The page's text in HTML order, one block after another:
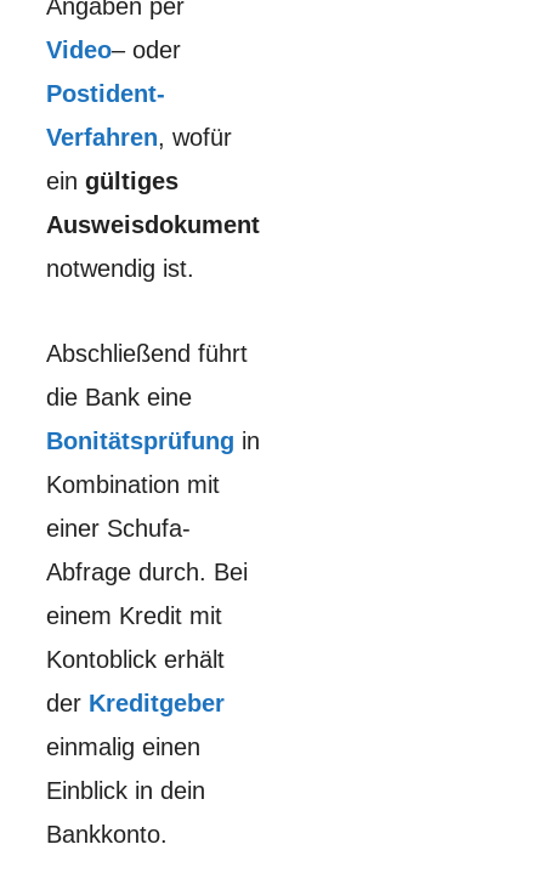
Angaben per
Video– oder
Postident-
Verfahren, wofür
ein gültiges
Ausweisdokument
notwendig ist.
Abschließend führt
die Bank eine
Bonitätsprüfung in
Kombination mit
einer Schufa-
Abfrage durch. Bei
einem Kredit mit
Kontoblick erhält
der Kreditgeber
einmalig einen
Einblick in dein
Bankkonto.